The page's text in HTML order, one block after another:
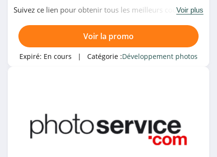
Suivez ce lien pour obtenir tous les meilleurs codes
Venez très vite!
Voir plus
Voir la promo
Expiré: En cours | Catégorie :Développement photos